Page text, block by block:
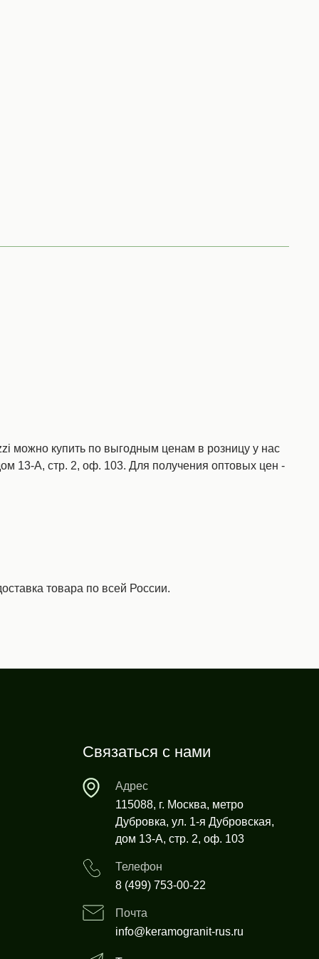
можно купить по выгодным ценам в розницу у нас
13-А, стр. 2, оф. 103. Для получения оптовых цен -
товара по всей России.
Связаться с нами
Адрес
115088, г. Москва, метро
Дубровка, ул. 1-я Дубровская,
дом 13-А, стр. 2, оф. 103
Телефон
8 (499) 753-00-22
Почта
info@keramogranit-rus.ru